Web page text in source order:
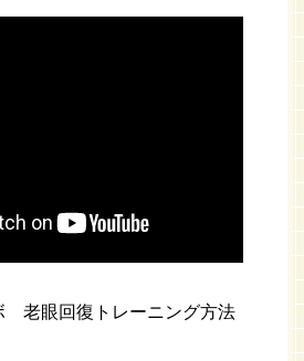
老眼回復トレーニング方法